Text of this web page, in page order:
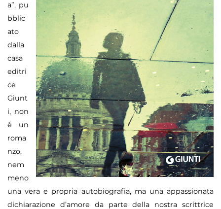
a”, pu
bblic
ato
dalla
casa
editri
ce
Giunt
i, non
è un
roma
nzo,
nem
meno
una vera e propria autobiografia, ma una appassionata
dichiarazione d’amore da parte della nostra scrittrice